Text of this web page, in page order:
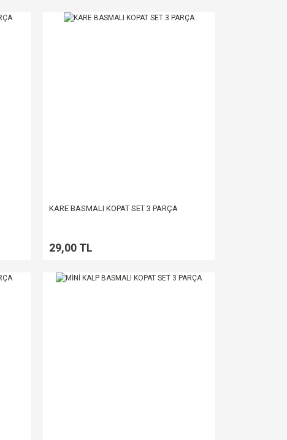
KARE BASMALI KOPAT SET 3 PARÇA
29,00 TL